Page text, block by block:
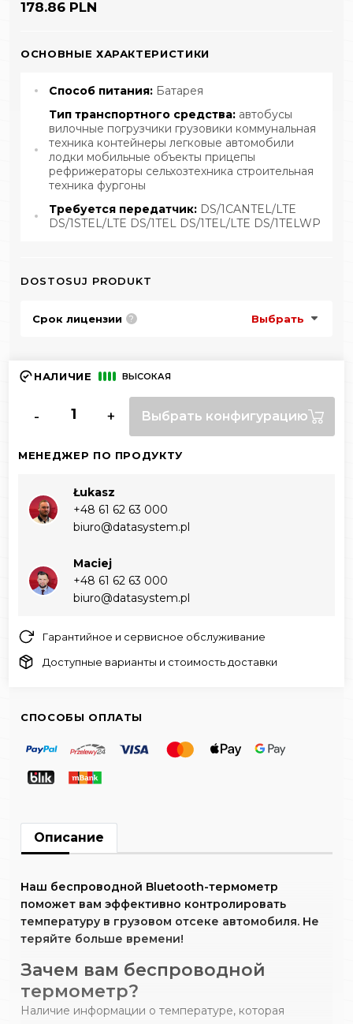
178.86 PLN
ОСНОВНЫЕ ХАРАКТЕРИСТИКИ
Способ питания: Батарея
Тип транспортного средства: автобусы
вилочные погрузчики грузовики коммунальная
техника контейнеры легковые автомобили
лодки мобильные объекты прицепы
рефрижераторы сельхозтехника строительная
техника фургоны
Требуется передатчик: DS/1CANTEL/LTE
DS/1STEL/LTE DS/1TEL DS/1TEL/LTE DS/1TELWP
DOSTOSUJ PRODUKT
Срок лицензии ? Выбрать
НАЛИЧИЕ ВЫСОКАЯ
- + Выбрать конфигурацию
МЕНЕДЖЕР ПО ПРОДУКТУ
Łukasz
+48 61 62 63 000‬
biuro@datasystem.pl
Maciej
+48 61 62 63 000‬
biuro@datasystem.pl
Гарантийное и сервисное обслуживание
Доступные варианты и стоимость доставки
СПОСОБЫ ОПЛАТЫ
Описание
Наш беспроводной Bluetooth-термометр
поможет вам эффективно контролировать
температуру в грузовом отсеке автомобиля. Не
теряйте больше времени!
Зачем вам беспроводной
термометр?
Наличие информации о температуре, которая